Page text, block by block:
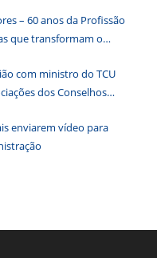
– 60 anos da Profissão
que transformam o
com ministro do TCU
dos Conselhos
enviarem vídeo para